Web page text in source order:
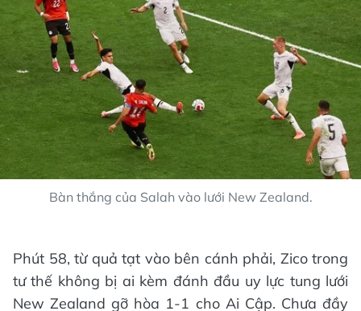
Bàn thắng của Salah vào lưới New Zealand.
Phút 58, từ quả tạt vào bên cánh phải, Zico trong
tư thế không bị ai kèm đánh đầu uy lực tung lưới
New Zealand gỡ hòa 1-1 cho Ai Cập. Chưa đầy